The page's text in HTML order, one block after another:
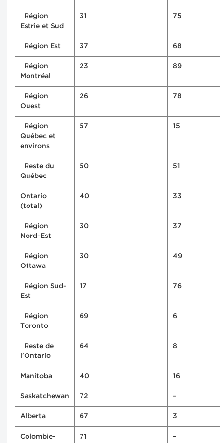
Région
Estrie et Sud
31 75
Région Est 37 68
Région
Montréal
23 89
Région
Ouest
26 78
Région
Québec et
environs
57 15
Reste du
Québec
50 51
Ontario
(total)
40 33
Région
Nord-Est
30 37
Région
Ottawa
30 49
Région Sud-
Est
17 76
Région
Toronto
69 6
Reste de
l'Ontario
64 8
Manitoba 40 16
Saskatchewan 72 –
Alberta 67 3
Colombie-
71 –